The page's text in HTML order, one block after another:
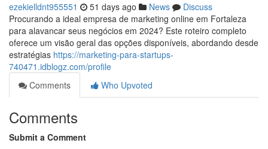
ezekielldnt955551 51 days ago News
Discuss
Procurando a ideal empresa de marketing online em Fortaleza
para alavancar seus negócios em 2024? Este roteiro completo
oferece um visão geral das opções disponíveis, abordando desde
estratégias https://marketing-para-startups-
740471.idblogz.com/profile
Comments
Who Upvoted
Comments
Submit a Comment